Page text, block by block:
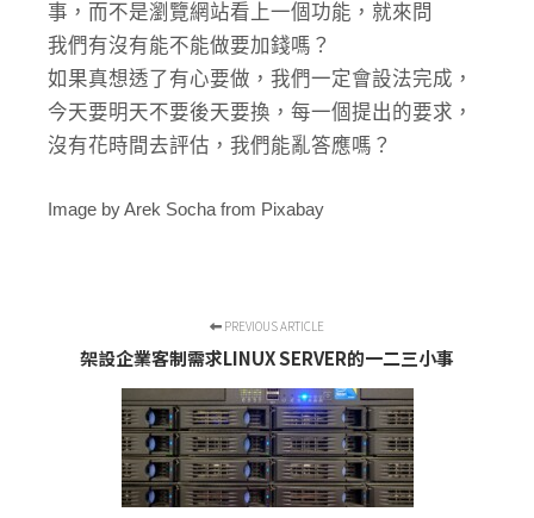
事，而不是瀏覽網站看上一個功能，就來問
我們有沒有能不能做要加錢嗎？
如果真想透了有心要做，我們一定會設法完成，
今天要明天不要後天要換，每一個提出的要求，
沒有花時間去評估，我們能亂答應嗎？
Image by Arek Socha from Pixabay
PREVIOUS ARTICLE
架設企業客制需求LINUX SERVER的一二三小事